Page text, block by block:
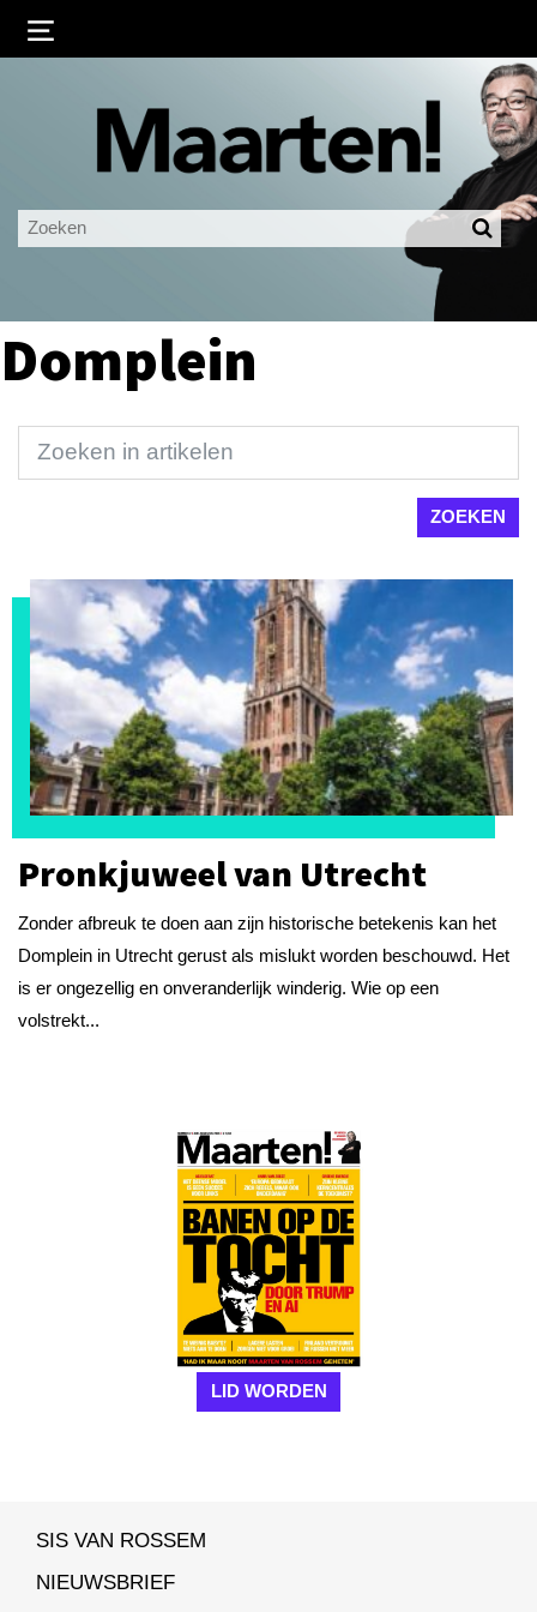
Ingelogd blijven
LOGIN
Domplein
Pronkjuweel van Utrecht
Zonder afbreuk te doen aan zijn historische betekenis kan het
Domplein in Utrecht gerust als mislukt worden beschouwd. Het
is er ongezellig en onveranderlijk winderig. Wie op een
volstrekt...
LID WORDEN
SIS VAN ROSSEM
NIEUWSBRIEF